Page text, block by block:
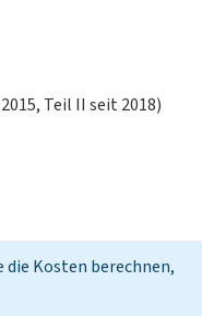
Teil II seit 2018)
die Kosten berechnen,